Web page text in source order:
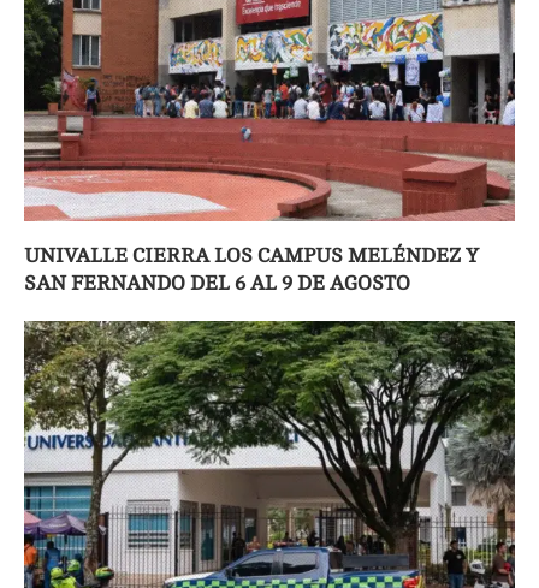
UNIVALLE CIERRA LOS CAMPUS MELÉNDEZ Y
SAN FERNANDO DEL 6 AL 9 DE AGOSTO